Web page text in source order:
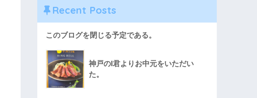
Recent Posts
このブログを閉じる予定である。
神戸のI君よりお中元をいただい
た。